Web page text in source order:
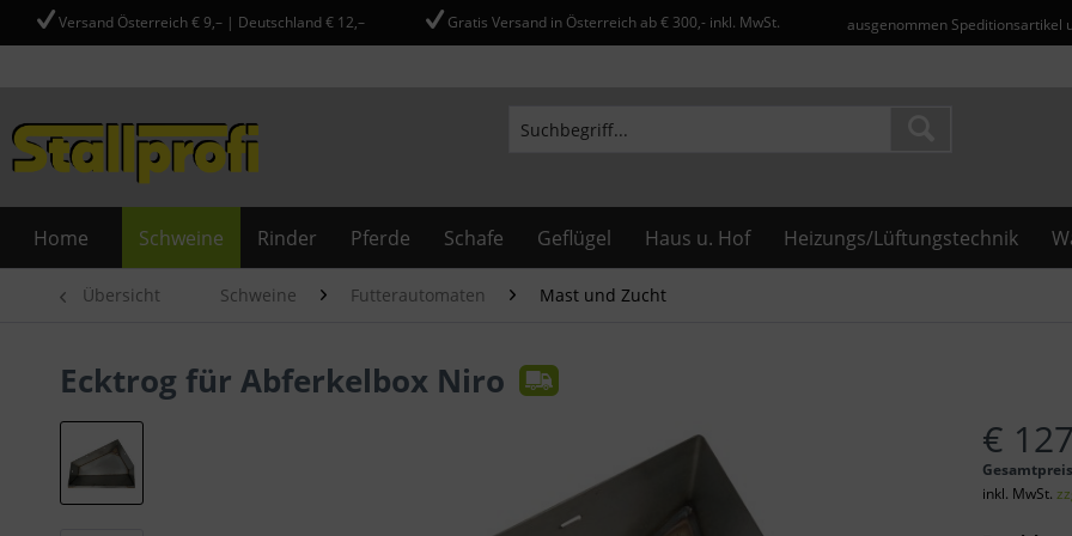
Versand Österreich € 9,– | Deutschland € 12,– Gratis Versand in Österreich ab € 300,- inkl. MwSt. ausgenommen Speditionsartikel
Home Schweine Rinder Pferde Schafe Geflügel Haus u. Hof Heizungs/Lüftungstechnik
Übersicht Schweine Futterautomaten Mast und Zucht
Ecktrog für Abferkelbox Niro
€
inkl. MwSt.